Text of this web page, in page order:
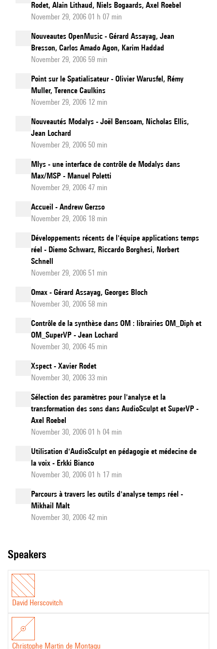
Rodet, Alain Lithaud, Niels Bogaards, Axel Roebel
November 29, 2006 01 h 07 min
Nouveautes OpenMusic - Gérard Assayag, Jean
Bresson, Carlos Amado Agon, Karim Haddad
November 29, 2006 59 min
Point sur le Spatialisateur - Olivier Warusfel, Rémy
Muller, Terence Caulkins
November 29, 2006 12 min
Nouveautés Modalys - Joël Bensoam, Nicholas Ellis,
Jean Lochard
November 29, 2006 50 min
Mlys - une interface de contrôle de Modalys dans
Max/MSP - Manuel Poletti
November 29, 2006 47 min
Accueil - Andrew Gerzso
November 29, 2006 18 min
Développements récents de l'équipe applications temps
réel - Diemo Schwarz, Riccardo Borghesi, Norbert
Schnell
November 29, 2006 51 min
Omax - Gérard Assayag, Georges Bloch
November 30, 2006 58 min
Contrôle de la synthèse dans OM : librairies OM_Diph et
OM_SuperVP - Jean Lochard
November 30, 2006 45 min
Xspect - Xavier Rodet
November 30, 2006 33 min
Sélection des paramètres pour l'analyse et la
transformation des sons dans AudioSculpt et SuperVP -
Axel Roebel
November 30, 2006 01 h 04 min
Utilisation d'AudioSculpt en pédagogie et médecine de
la voix - Erkki Bianco
November 30, 2006 01 h 17 min
Parcours à travers les outils d'analyse temps réel -
Mikhail Malt
November 30, 2006 42 min
speakers
David Herscovitch
Christophe Martin de Montagu